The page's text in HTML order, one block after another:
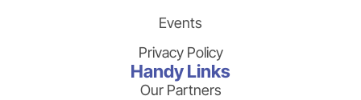
Events
Privacy Policy
Handy Links
Our Partners